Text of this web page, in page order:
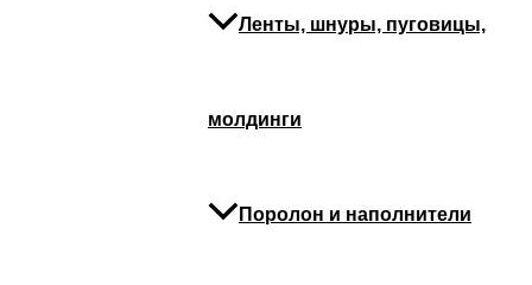
Ленты, шнуры, пуговицы,
молдинги
Поролон и наполнители